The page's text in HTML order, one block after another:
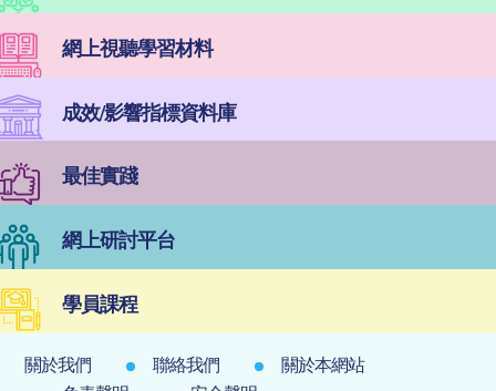
網上視聽學習材料
成效/影響指標資料庫
最佳實踐
網上研討平台
學員課程
關於我們 聯絡我們
關於本網站